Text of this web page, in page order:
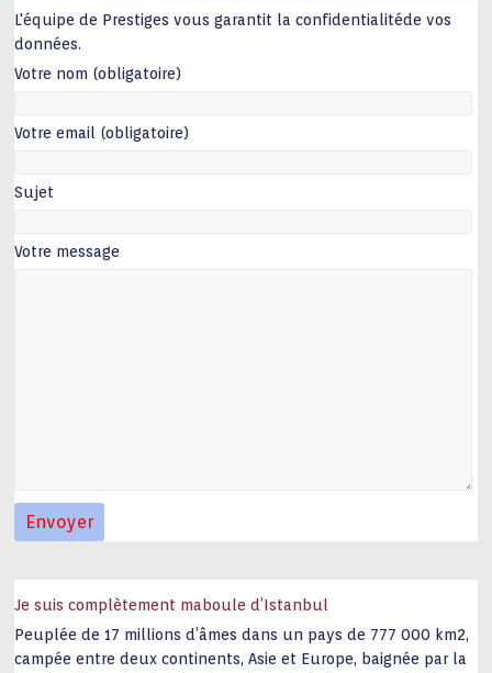
L'équipe de Prestiges vous garantit la confidentialitéde vos
données.
Votre nom (obligatoire)
Votre email (obligatoire)
Sujet
Votre message
Je suis complètement maboule d’Istanbul
Peuplée de 17 millions d’âmes dans un pays de 777 000 km2,
campée entre deux continents, Asie et Europe, baignée par la